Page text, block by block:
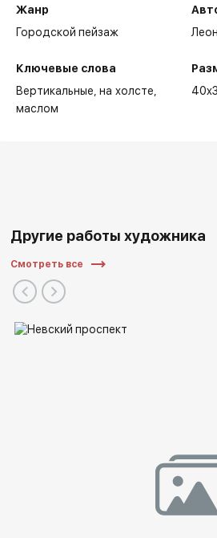
Жанр
Городской пейзаж
Ключевые слова
Вертикальные на холсте
маслом
Другие работы художника
Смотреть все